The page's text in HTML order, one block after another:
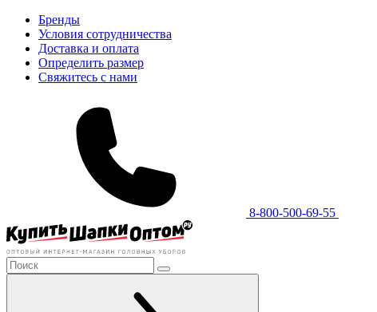
Бренды
Условия сотрудничества
Доставка и оплата
Определить размер
Свяжитесь с нами
8-800-500-69-55